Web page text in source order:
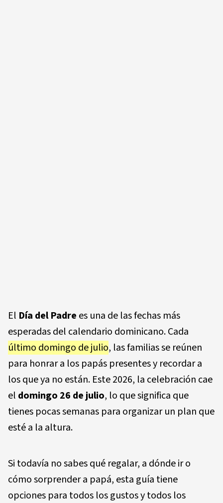
El Día del Padre es una de las fechas más
esperadas del calendario dominicano. Cada
último domingo de julio, las familias se reúnen
para honrar a los papás presentes y recordar a
los que ya no están. Este 2026, la celebración cae
el domingo 26 de julio, lo que significa que
tienes pocas semanas para organizar un plan que
esté a la altura.
Si todavía no sabes qué regalar, a dónde ir o
cómo sorprender a papá, esta guía tiene
opciones para todos los gustos y todos los